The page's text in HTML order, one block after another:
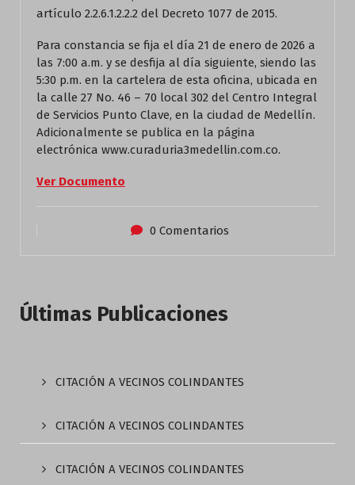
artículo 2.2.6.1.2.2.2 del Decreto 1077 de 2015.
Para constancia se fija el día 21 de enero de 2026 a
las 7:00 a.m. y se desfija al día siguiente, siendo las
5:30 p.m. en la cartelera de esta oficina, ubicada en
la calle 27 No. 46 – 70 local 302 del Centro Integral
de Servicios Punto Clave, en la ciudad de Medellín.
Adicionalmente se publica en la página
electrónica www.curaduria3medellin.com.co.
Ver Documento
0 Comentarios
Últimas Publicaciones
CITACIÓN A VECINOS COLINDANTES
CITACIÓN A VECINOS COLINDANTES
CITACIÓN A VECINOS COLINDANTES